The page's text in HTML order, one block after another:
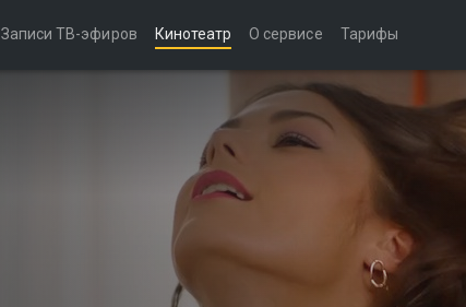
Записи ТВ-эфиров Кинотеатр О сервисе Тарифы